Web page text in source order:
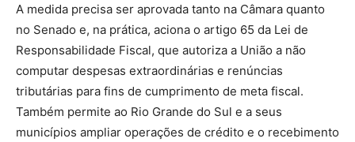
A medida precisa ser aprovada tanto na Câmara quanto
no Senado e, na prática, aciona o artigo 65 da Lei de
Responsabilidade Fiscal, que autoriza a União a não
computar despesas extraordinárias e renúncias
tributárias para fins de cumprimento de meta fiscal.
Também permite ao Rio Grande do Sul e a seus
municípios ampliar operações de crédito e o recebimento